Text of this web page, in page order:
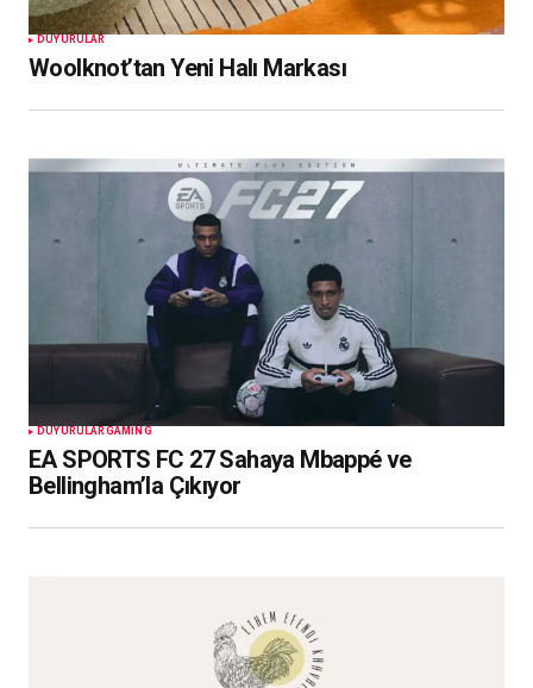
DUYURULAR
Woolknot’tan Yeni Halı Markası
DUYURULAR GAMING
EA SPORTS FC 27 Sahaya Mbappé ve
Bellingham’la Çıkıyor